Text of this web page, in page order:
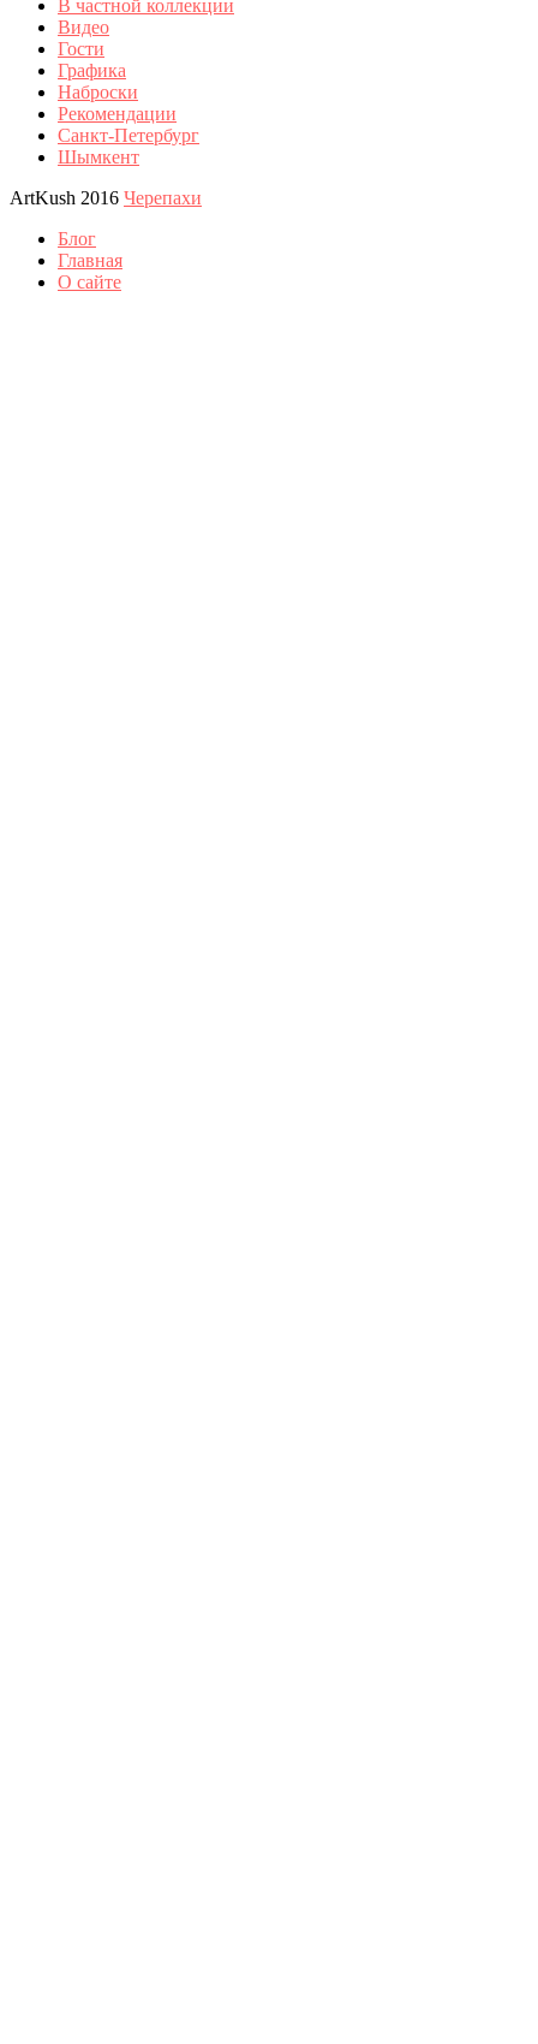
В частной коллекции
Видео
Гости
Графика
Наброски
Рекомендации
Санкт-Петербург
Шымкент
ArtKush 2016 Черепахи
Блог
Главная
О сайте